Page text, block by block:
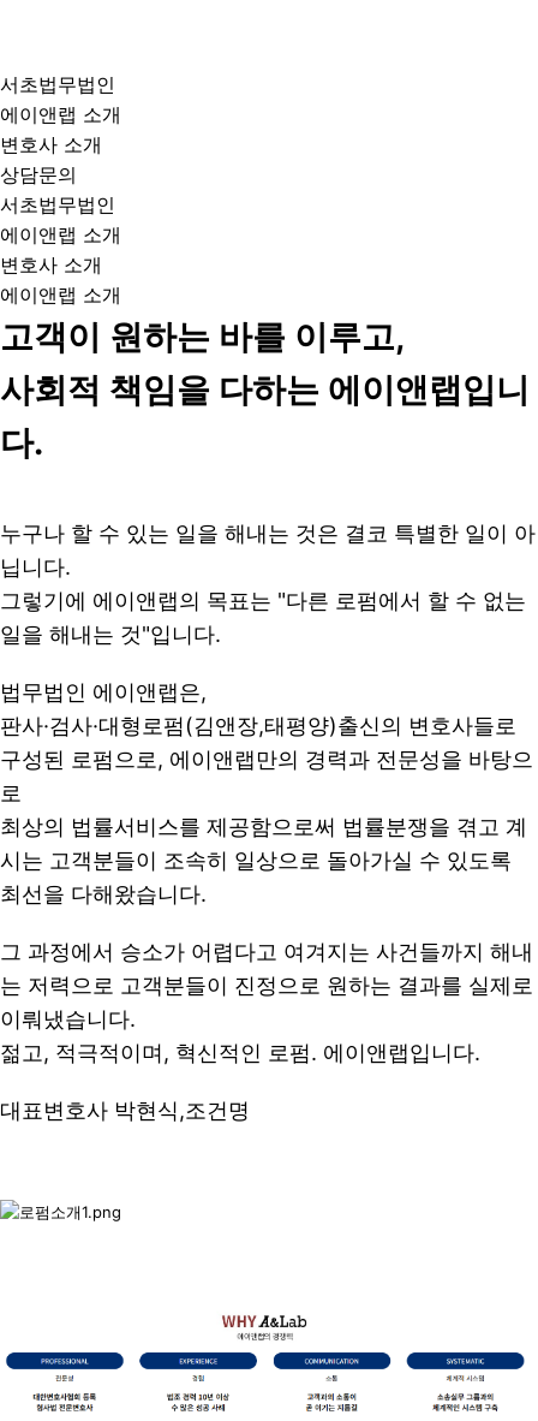
서초법무법인
에이앤랩 소개
변호사 소개
상담문의
서초법무법인
에이앤랩 소개
변호사 소개
에이앤랩 소개
고객이 원하는 바를 이루고,
사회적 책임을 다하는 에이앤랩입니
다.
누구나 할 수 있는 일을 해내는 것은 결코 특별한 일이 아
닙니다.
그렇기에 에이앤랩의 목표는 "다른 로펌에서 할 수 없는
일을 해내는 것"입니다.
법무법인 에이앤랩은,
판사·검사·대형로펌(김앤장,태평양)출신의 변호사들로
구성된 로펌으로, 에이앤랩만의 경력과 전문성을 바탕으
로
최상의 법률서비스를 제공함으로써 법률분쟁을 겪고 계
시는 고객분들이 조속히 일상으로 돌아가실 수 있도록
최선을 다해왔습니다.
그 과정에서 승소가 어렵다고 여겨지는 사건들까지 해내
는 저력으로 고객분들이 진정으로 원하는 결과를 실제로
이뤄냈습니다.
젊고, 적극적이며, 혁신적인 로펌. 에이앤랩입니다.
대표변호사 박현식,조건명